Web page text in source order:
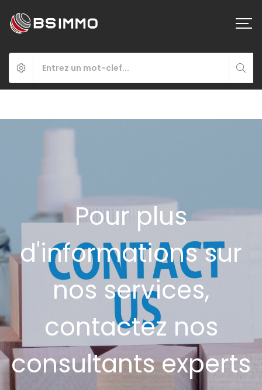
Pour plus
d'informations sur
nos services,
contactez nos
consultants experts